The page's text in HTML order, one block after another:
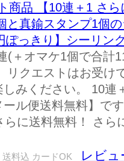
商品 【10連＋1 さ
と真鍮スタンプ1個
ぽっきり】シーリン
(＋オマケ1個で合計
リクエストはお受け
しみください。 10連
ール便送料無料】で
らに送料無料！ さら
送料込 カードOK
レビュ